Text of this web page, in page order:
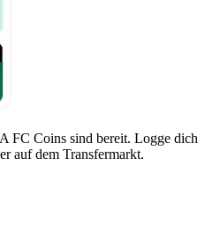
FC Coins sind bereit. Logge dich
auf dem Transfermarkt.